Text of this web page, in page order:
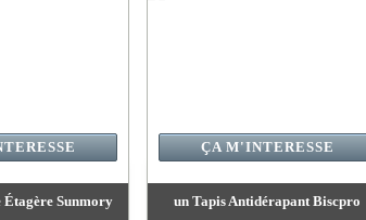
Sunmory
un Tapis Antidérapant Biscpro
ÇA M'INTERESSE